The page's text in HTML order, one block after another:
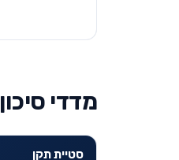
מדדי סיכון
סטיית תקן